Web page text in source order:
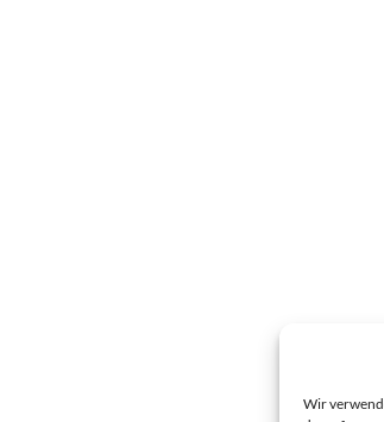
Wir